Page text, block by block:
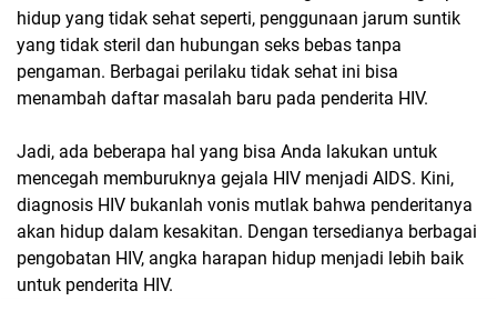
hidup yang tidak sehat seperti, penggunaan jarum suntik
yang tidak steril dan hubungan seks bebas tanpa
pengaman. Berbagai perilaku tidak sehat ini bisa
menambah daftar masalah baru pada penderita HIV.
Jadi, ada beberapa hal yang bisa Anda lakukan untuk
mencegah memburuknya gejala HIV menjadi AIDS. Kini,
diagnosis HIV bukanlah vonis mutlak bahwa penderitanya
akan hidup dalam kesakitan. Dengan tersedianya berbagai
pengobatan HIV, angka harapan hidup menjadi lebih baik
untuk penderita HIV.